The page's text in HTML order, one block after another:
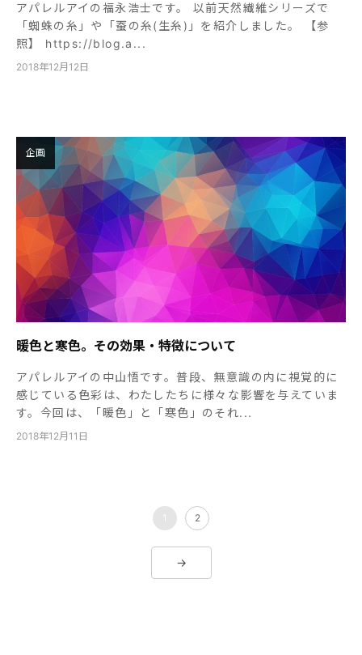
アパレルアイの福永浩士です。 以前天然繊維シリーズで
「蜘蛛の糸」や「蚕の糸(生糸)」を紹介しました。 【参
照】 https://blog.a...
2018年12月12日
企画
暖色と寒色。その効果・特徴について
アパレルアイの中山悟です。普段、無意識の内に視覚的に
感じている色彩は、わたしたちに様々な影響を与えていま
す。今回は、「暖色」と「寒色」のそれ...
2018年12月11日
1 2
→